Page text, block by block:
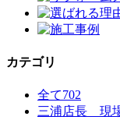
カテゴリ
全て702
三浦店長 現